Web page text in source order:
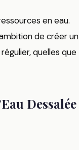
en eau.
de créer un
quelles que
Dessalée